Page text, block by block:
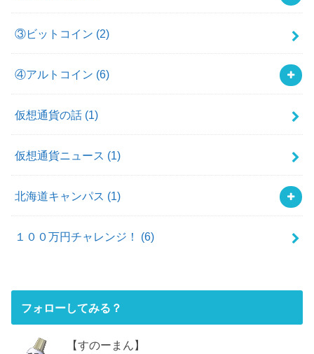
③ビットコイン (2)
④アルトコイン (6)
仮想通貨の話 (1)
仮想通貨ニュース (1)
北海道キャンパス (1)
１００万円チャレンジ！ (6)
フォローしてみる？
【すのーまん】